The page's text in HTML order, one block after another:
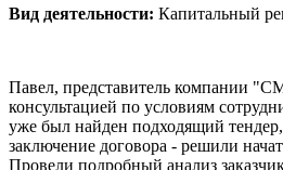
Вид деятельности: Капитальный
Павел, представитель компании
консультацией по условиям
уже был найден подходящий
заключение договора - решили
Провели подробный анализ